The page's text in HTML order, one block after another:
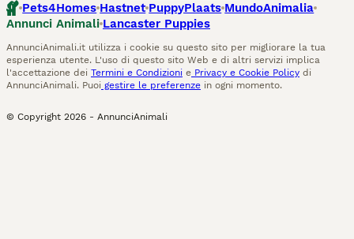
Pets4Homes Hastnet PuppyPlaats MundoAnimalia
Annunci Animali Lancaster Puppies
AnnunciAnimali.it utilizza i cookie su questo sito per migliorare la tua
esperienza utente. L'uso di questo sito Web e di altri servizi implica
l'accettazione dei Termini e Condizioni e Privacy e Cookie Policy di
AnnunciAnimali. Puoi gestire le preferenze in ogni momento.
© Copyright 2026 - AnnunciAnimali